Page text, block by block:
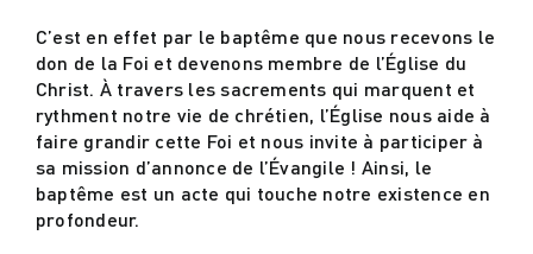
C’est en effet par le baptême que nous recevons le
don de la Foi et devenons membre de l’Église du
Christ. À travers les sacrements qui marquent et
rythment notre vie de chrétien, l’Église nous aide à
faire grandir cette Foi et nous invite à participer à
sa mission d’annonce de l’Évangile ! Ainsi, le
baptême est un acte qui touche notre existence en
profondeur.